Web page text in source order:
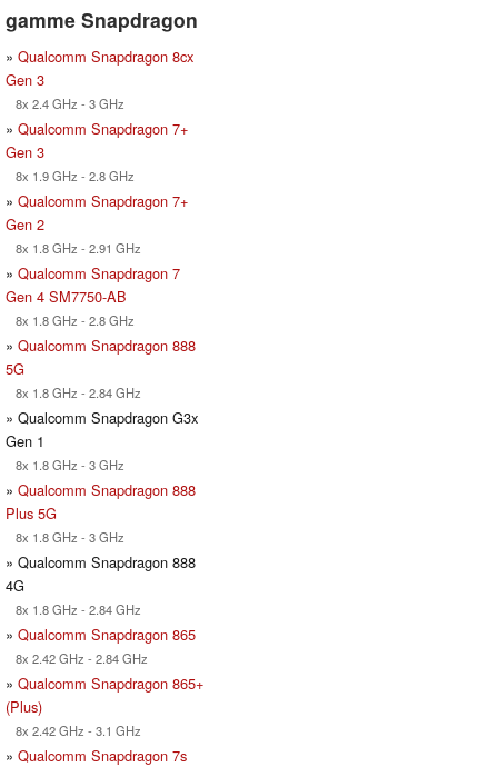
gamme Snapdragon
» Qualcomm Snapdragon 8cx
Gen 3
8x 2.4 GHz - 3 GHz
» Qualcomm Snapdragon 7+
Gen 3
8x 1.9 GHz - 2.8 GHz
» Qualcomm Snapdragon 7+
Gen 2
8x 1.8 GHz - 2.91 GHz
» Qualcomm Snapdragon 7
Gen 4 SM7750-AB
8x 1.8 GHz - 2.8 GHz
» Qualcomm Snapdragon 888
5G
8x 1.8 GHz - 2.84 GHz
» Qualcomm Snapdragon G3x
Gen 1
8x 1.8 GHz - 3 GHz
» Qualcomm Snapdragon 888
Plus 5G
8x 1.8 GHz - 3 GHz
» Qualcomm Snapdragon 888
4G
8x 1.8 GHz - 2.84 GHz
» Qualcomm Snapdragon 865
8x 2.42 GHz - 2.84 GHz
» Qualcomm Snapdragon 865+
(Plus)
8x 2.42 GHz - 3.1 GHz
» Qualcomm Snapdragon 7s